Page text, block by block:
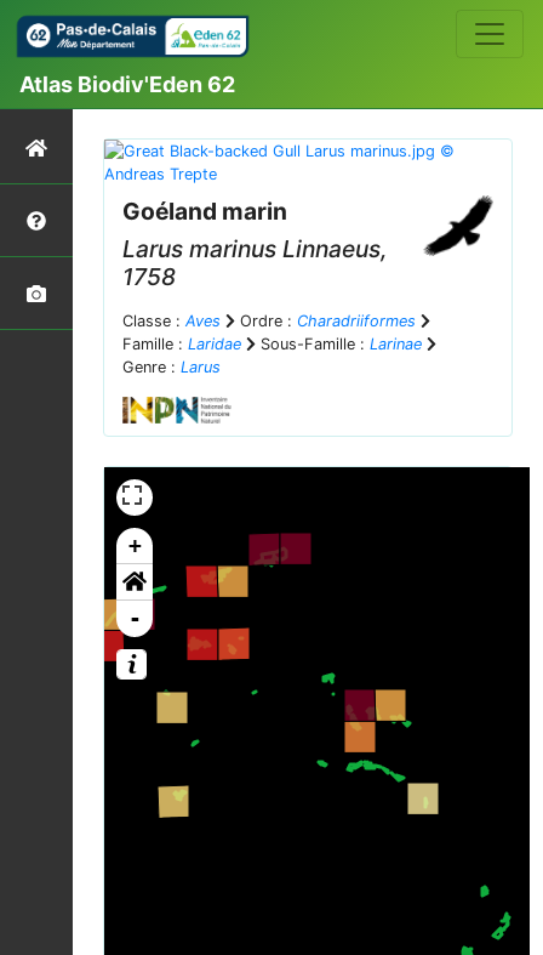
Atlas Biodiv'Eden 62
Goéland marin
Larus marinus Linnaeus,
1758
Classe : Aves Ordre : Charadriiformes
Famille : Laridae Sous-Famille : Larinae
Genre : Larus
+
-